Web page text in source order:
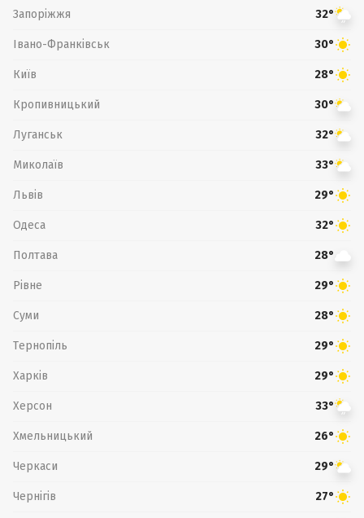
Запоріжжя 32°
Івано-Франківськ 30°
Київ 28°
Кропивницький 30°
Луганськ 32°
Миколаїв 33°
Львів 29°
Одеса 32°
Полтава 28°
Рівне 29°
Суми 28°
Тернопіль 29°
Харків 29°
Херсон 33°
Хмельницький 26°
Черкаси 29°
Чернігів 27°